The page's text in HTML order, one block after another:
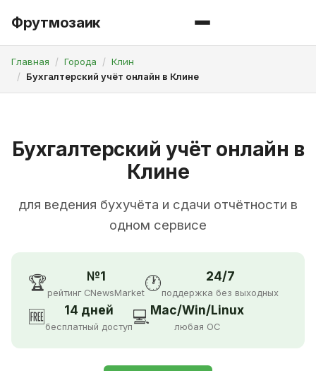
Фрутмозаик
Главная Города
Клин
Бухгалтерский учёт онлайн в Клине
Бухгалтерский учёт онлайн в
Клине
для ведения бухучёта и сдачи отчётности в
одном сервисе
🏆 №1
рейтинг CNewsMarket🕐 24/7
поддержка без выходных
🆓 14 дней
бесплатный доступ💻Mac/Win/Linux
любая ОС